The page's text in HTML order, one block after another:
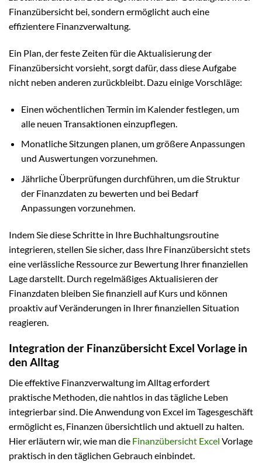
Finanzübersicht bei, sondern ermöglicht auch eine
effizientere Finanzverwaltung.
Ein Plan, der feste Zeiten für die Aktualisierung der
Finanzübersicht vorsieht, sorgt dafür, dass diese Aufgabe
nicht neben anderen zurückbleibt. Dazu einige Vorschläge:
Einen wöchentlichen Termin im Kalender festlegen, um
alle neuen Transaktionen einzupflegen.
Monatliche Sitzungen planen, um größere Anpassungen
und Auswertungen vorzunehmen.
Jährliche Überprüfungen durchführen, um die Struktur
der Finanzdaten zu bewerten und bei Bedarf
Anpassungen vorzunehmen.
Indem Sie diese Schritte in Ihre Buchhaltungsroutine
integrieren, stellen Sie sicher, dass Ihre Finanzübersicht stets
eine verlässliche Ressource zur Bewertung Ihrer finanziellen
Lage darstellt. Durch regelmäßiges Aktualisieren der
Finanzdaten bleiben Sie finanziell auf Kurs und können
proaktiv auf Veränderungen in Ihrer finanziellen Situation
reagieren.
Integration der Finanzübersicht Excel Vorlage in
den Alltag
Die effektive Finanzverwaltung im Alltag erfordert
praktische Methoden, die nahtlos in das tägliche Leben
integrierbar sind. Die Anwendung von Excel im Tagesgeschäft
ermöglicht es, Finanzen übersichtlich und aktuell zu halten.
Hier erläutern wir, wie man die Finanzübersicht Excel Vorlage
praktisch in den täglichen Gebrauch einbindet.